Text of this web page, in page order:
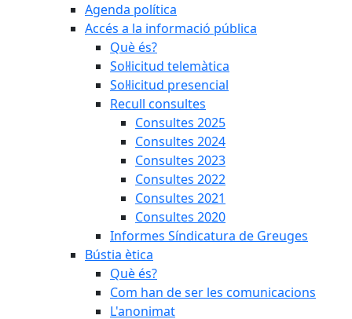
Agenda política
Accés a la informació pública
Què és?
Sol·licitud telemàtica
Sol·licitud presencial
Recull consultes
Consultes 2025
Consultes 2024
Consultes 2023
Consultes 2022
Consultes 2021
Consultes 2020
Informes Síndicatura de Greuges
Bústia ètica
Què és?
Com han de ser les comunicacions
L'anonimat